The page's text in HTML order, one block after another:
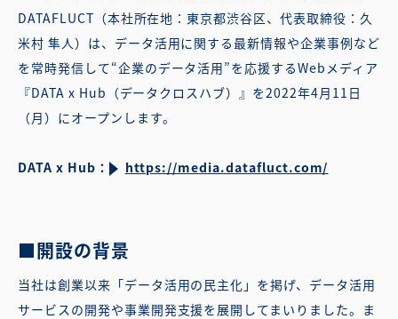
DATAFLUCT（本社所在地：東京都渋谷区、代表取締役：久
米村 隼人）は、データ活用に関する最新情報や企業事例など
を常時発信して“企業のデータ活用”を応援するWebメディア
『DATA x Hub（データクロスハブ）』を2022年4月11日
（月）にオープンします。
DATA x Hub： https://media.datafluct.com/
■開設の背景
当社は創業以来「データ活用の民主化」を掲げ、データ活用
サービスの開発や事業開発支援を展開してまいりました。ま